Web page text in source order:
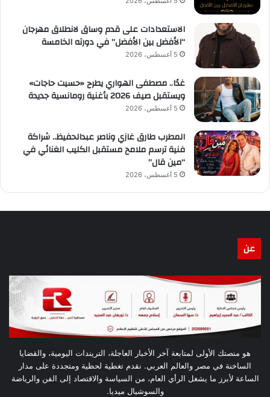
الاستعدادات على قدم وساق لانطلاق مهرجان
“الأفضل بين الأفضل” في دورته الخامسة
5 أغسطس، 2026
غدًا.. مصطفى الهواري يطرح «حسيت حاجات»
ويستقبل صيف 2026 بأغنية رومانسية جديدة
5 أغسطس، 2026
المطرب طارق غازي وناصر عبدالحفيظ.. شراكة
فنية ترسم ملامح مستقبل الكليب الغنائي في
“مين قال”
5 أغسطس، 2026
عن
هو منصتك الأولى لمتابعة آخر الأخبار العاجلة، التريندات اليومية، والقضايا
الساخنة في مصر والعالم العربي. نقدم تغطية لحظية ومتجددة على مدار
الساعة لأبرز ما يشغل الرأي العام، من السياسة والاقتصاد إلى الفن والرياضة
والسوشيال ميديا.